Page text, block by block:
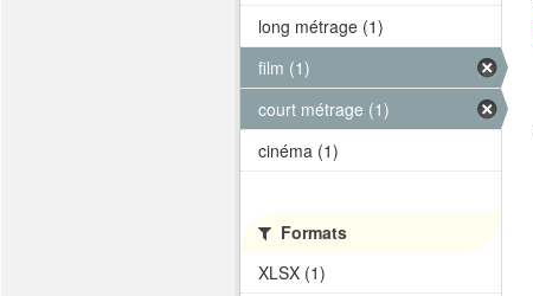
long métrage (1)
film (1)
court métrage (1)
cinéma (1)
Formats
XLSX (1)